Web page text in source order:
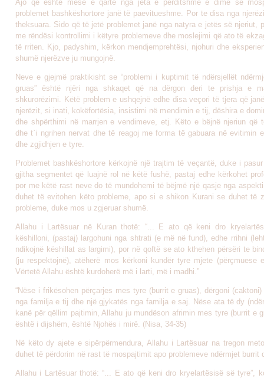
Ajo që është mëse e qartë nga jeta e përditshme e dimë se
problemet bashkëshortore janë të paevitueshme. Por te disa nga
theksuara. Sido që të jetë problemet janë nga natyra e jetës së njeriut,
me rëndësi kontrollimi i këtyre problemeve dhe moslejimi që ato të
të rriten. Kjo, padyshim, kërkon mendjemprehtësi, njohuri dhe
shumë njerëzve ju mungojnë.
Neve e gjejmë praktikisht se “problemi i kuptimit të ndërsjellët
gruas” është njëri nga shkaqet që na dërgon deri te prishja e
shkurorëzimi. Këtë problem e ushqejnë edhe disa veçori të tjera që
njerëzit, si inati, kokëfortësia, insistimi në mendimin e tij, dëshira e
dhe shpërthimi në marrjen e vendimeve, etj. Këto e bëjnë njeriun që
dhe t`i ngrihen nervat dhe të reagoj me forma të gabuara në evitimin
dhe zgjidhjen e tyre.
Problemet bashkëshortore kërkojnë një trajtim të veçantë, duke i
gjitha segmentet që luajnë rol në këtë fushë, pastaj edhe kërkohet
por me këtë rast neve do të mundohemi të bëjmë një qasje nga
duhet të evitohen këto probleme, apo si e shikon Kurani se duhet të
probleme, duke mos u zgjeruar shumë.
Allahu i Lartësuar në Kuran thotë: “... E ato që keni dro
këshilloni, (pastaj) largohuni nga shtrati (e më në fund), edhe rrihni
ndikojnë këshillat as largimi), por në qoftë se ato kthehen përsëri te
(ju respektojnë), atëherë mos kërkoni kundër tyre mjete (përçmuese
Vërtetë Allahu është kurdoherë më i larti, më i madhi.”
“Nëse i frikësohen përçarjes mes tyre (burrit e gruas), dërgoni
nga familja e tij dhe një gjykatës nga familja e saj. Nëse ata të dy
kanë për qëllim pajtimin, Allahu ju mundëson afrimin mes tyre (burrit e
është i dijshëm, është Njohës i mirë. (Nisa, 34-35)
Në këto dy ajete e sipërpërmendura, Allahu i Lartësuar na tregon
duhet të përdorim në rast të mospajtimit apo problemeve ndërmjet burrit
Allahu i Lartësuar thotë: “... E ato që keni dro kryelartësisë së tyre”,